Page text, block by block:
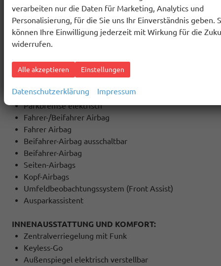
Totwinkel-Assistent
Spurwechselassistent
Verkehrszeichenerkennung
Müdigkeitswarner
Geschwindigkeitsbegrenzer
Elektrische Wegfahrsperre
Parkbremse elektrisch
Fahrer-/Beifahrer Airbag
Fahrer Airbag
Beifahrer-Airbag ausschaltbar
Beifahrer-Airbag
Seiten-Airbags
Kopf-Airbags
Umfeldbeobachtungssystem (Front Assist)
Ausparkassistent
INNENAUSSTATTUNG UND KOMFORT:
Zentralverriegelung mit Funk
Keyless-Go
Außenspiegel elektrisch verstellbar
verarbeiten nur die Daten für Marketing, Analytics und
Personalisierung, für die Sie uns Ihr Einverständnis geben.
können Ihre Einwilligung jederzeit mit Wirkung für die
widerrufen.
Alle akzeptieren Einstellungen
Datenschutzerklärung Impressum